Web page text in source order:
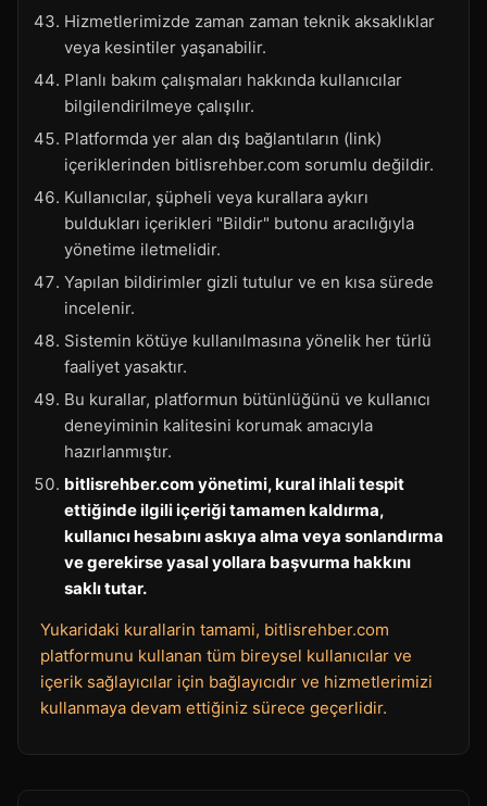
Hizmetlerimizde zaman zaman teknik aksaklıklar
veya kesintiler yaşanabilir.
Planlı bakım çalışmaları hakkında kullanıcılar
bilgilendirilmeye çalışılır.
Platformda yer alan dış bağlantıların (link)
içeriklerinden bitlisrehber.com sorumlu değildir.
Kullanıcılar, şüpheli veya kurallara aykırı
buldukları içerikleri "Bildir" butonu aracılığıyla
yönetime iletmelidir.
Yapılan bildirimler gizli tutulur ve en kısa sürede
incelenir.
Sistemin kötüye kullanılmasına yönelik her türlü
faaliyet yasaktır.
Bu kurallar, platformun bütünlüğünü ve kullanıcı
deneyiminin kalitesini korumak amacıyla
hazırlanmıştır.
bitlisrehber.com yönetimi, kural ihlali tespit
ettiğinde ilgili içeriği tamamen kaldırma,
kullanıcı hesabını askıya alma veya sonlandırma
ve gerekirse yasal yollara başvurma hakkını
saklı tutar.
Yukaridaki kurallarin tamami, bitlisrehber.com
platformunu kullanan tüm bireysel kullanıcılar ve
içerik sağlayıcılar için bağlayıcıdır ve hizmetlerimizi
kullanmaya devam ettiğiniz sürece geçerlidir.